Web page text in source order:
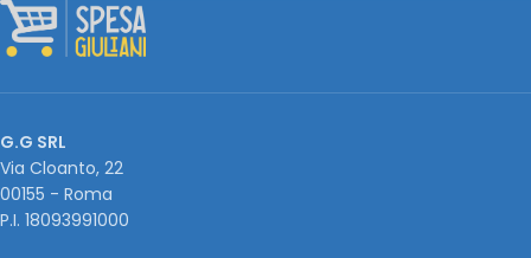
G.G SRL
Via Cloanto, 22
00155 - Roma
P.I. ‭18093991000